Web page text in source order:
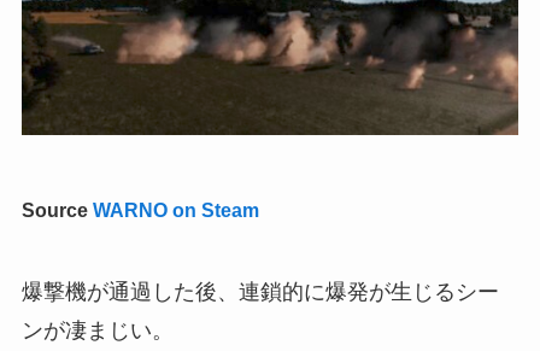
Source WARNO on Steam
爆撃機が通過した後、連鎖的に爆発が生じるシー
ンが凄まじい。